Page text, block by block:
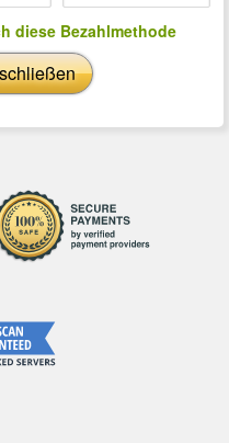
diese Bezahlmethode